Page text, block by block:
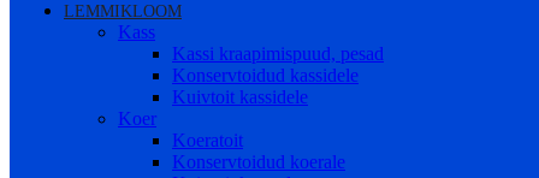
LEMMIKLOOM
Kass
Kassi kraapimispuud, pesad
Konservtoidud kassidele
Kuivtoit kassidele
Koer
Koeratoit
Konservtoidud koerale